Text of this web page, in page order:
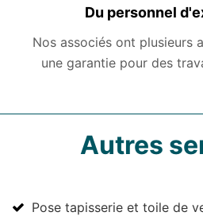
Du personnel
Nos associés ont plusieurs
une garantie pour des
Autres
Pose tapisserie et toile de